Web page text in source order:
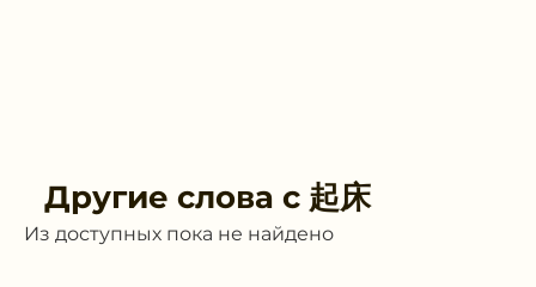
Другие слова с 起床
Из доступных пока не найдено